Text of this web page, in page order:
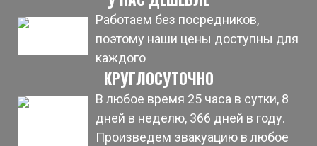
Работаем без посредников,
поэтому наши цены доступны для
каждого
КРУГЛОСУТОЧНО
В любое время 25 часа в сутки, 8
дней в неделю, 366 дней в году.
Произведем эвакуацию в любое